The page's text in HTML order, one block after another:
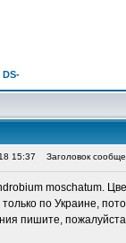
15:37 Заголовок
moschatum.
по Украине,
пишите,